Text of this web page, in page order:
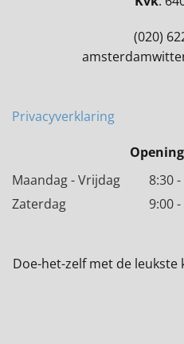
(020)
Privacyverklaring
Maandag - Vrijdag 8:30 -
Zaterdag 9:00 -
Doe-het-zelf met de